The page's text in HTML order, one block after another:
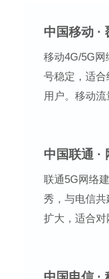
中国移动 ·
移动4G/5G网
号稳定，适
用户。移动流
中国联通 ·
联通5G网络
秀，与电信
扩大，适合对